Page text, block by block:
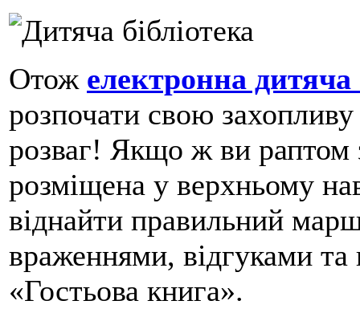
Отож електронна дитяча
розпочати свою
розваг! Якщо ж ви раптом
розміщена у верхньому
віднайти правильний
враженнями, відгуками та
«Гостьова книга».